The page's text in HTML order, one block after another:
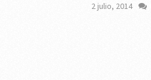
2 julio, 2014